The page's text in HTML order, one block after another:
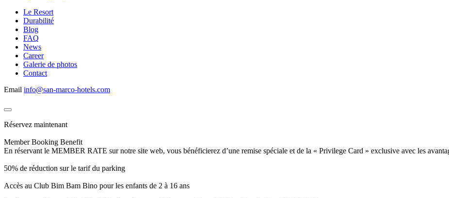
Le Resort
Durabilité
Blog
FAQ
News
Career
Galerie de photos
Contact
Email info@san-marco-hotels.com
Réservez maintenant
Member Booking Benefit
En réservant le MEMBER RATE sur notre site web, vous bénéficierez d’une remise spéciale et de la « Privilege Card » exclusive avec les
50% de réduction sur le tarif du parking
Accès au Club Bim Bam Bino pour les enfants de 2 à 16 ans